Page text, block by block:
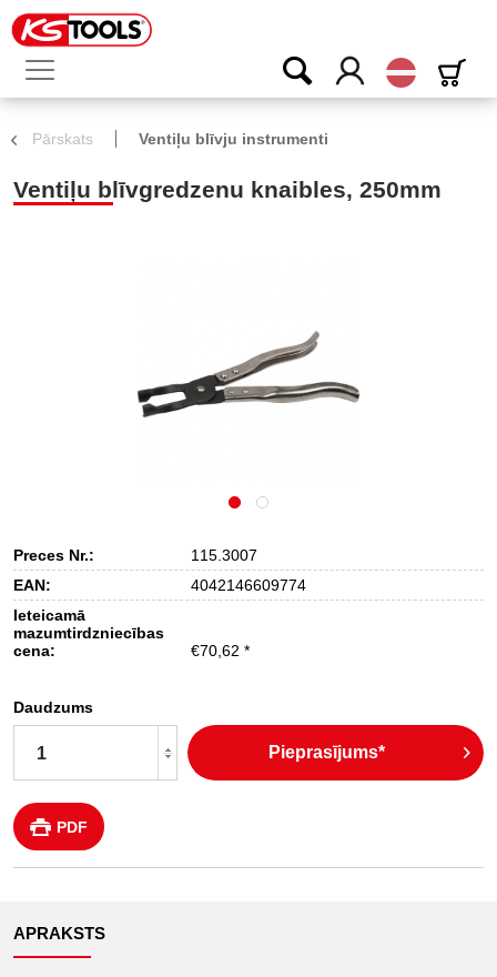
Latvijas
Pārskats Ventiļu blīvju instrumenti
Ventiļu blīvgredzenu knaibles, 250mm
Preces Nr.:
115.3007
EAN:
4042146609774
Ieteicamā
mazumtirdzniecības
cena:
€70,62 *
Daudzums
Pieprasījums*
PDF
APRAKSTS